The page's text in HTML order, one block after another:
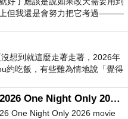
上但我還是會努力把它考過———
想到就這麼走著走著，2026年
約吃飯，有些難為情地說「覺得
電影一夜限定2026 One Night Only 2026 movie
One Night Only 2026 movie